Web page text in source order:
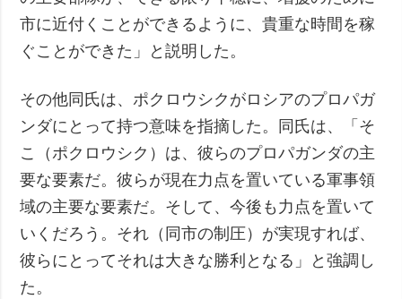
市に近付くことができるように、貴重な時間を稼
ぐことができた」と説明した。
その他同氏は、ポクロウシクがロシアのプロパガ
ンダにとって持つ意味を指摘した。同氏は、「そ
こ（ポクロウシク）は、彼らのプロパガンダの主
要な要素だ。彼らが現在力点を置いている軍事領
域の主要な要素だ。そして、今後も力点を置いて
いくだろう。それ（同市の制圧）が実現すれば、
彼らにとってそれは大きな勝利となる」と強調し
た。